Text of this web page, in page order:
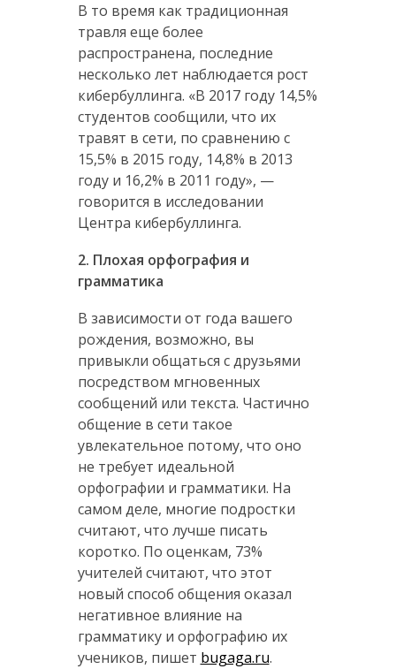
В то время как традиционная
травля еще более
распространена, последние
несколько лет наблюдается рост
кибербуллинга. «В 2017 году 14,5%
студентов сообщили, что их
травят в сети, по сравнению с
15,5% в 2015 году, 14,8% в 2013
году и 16,2% в 2011 году», —
говорится в исследовании
Центра кибербуллинга.
2. Плохая орфография и
грамматика
В зависимости от года вашего
рождения, возможно, вы
привыкли общаться с друзьями
посредством мгновенных
сообщений или текста. Частично
общение в сети такое
увлекательное потому, что оно
не требует идеальной
орфографии и грамматики. На
самом деле, многие подростки
считают, что лучше писать
коротко. По оценкам, 73%
учителей считают, что этот
новый способ общения оказал
негативное влияние на
грамматику и орфографию их
учеников, пишет bugaga.ru.